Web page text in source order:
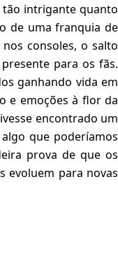
tão intrigante quanto
de uma franquia de
consoles, o salto
para os fãs.
ganhando vida em
e emoções à flor da
encontrado um
que poderíamos
prova de que os
evoluem para novas